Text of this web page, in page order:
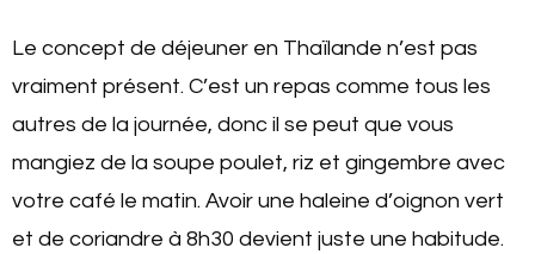
Le concept de déjeuner en Thaïlande n’est pas
vraiment présent. C’est un repas comme tous les
autres de la journée, donc il se peut que vous
mangiez de la soupe poulet, riz et gingembre avec
votre café le matin. Avoir une haleine d’oignon vert
et de coriandre à 8h30 devient juste une habitude.